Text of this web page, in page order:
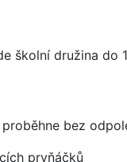
školní družina do
bez
prvňáčků